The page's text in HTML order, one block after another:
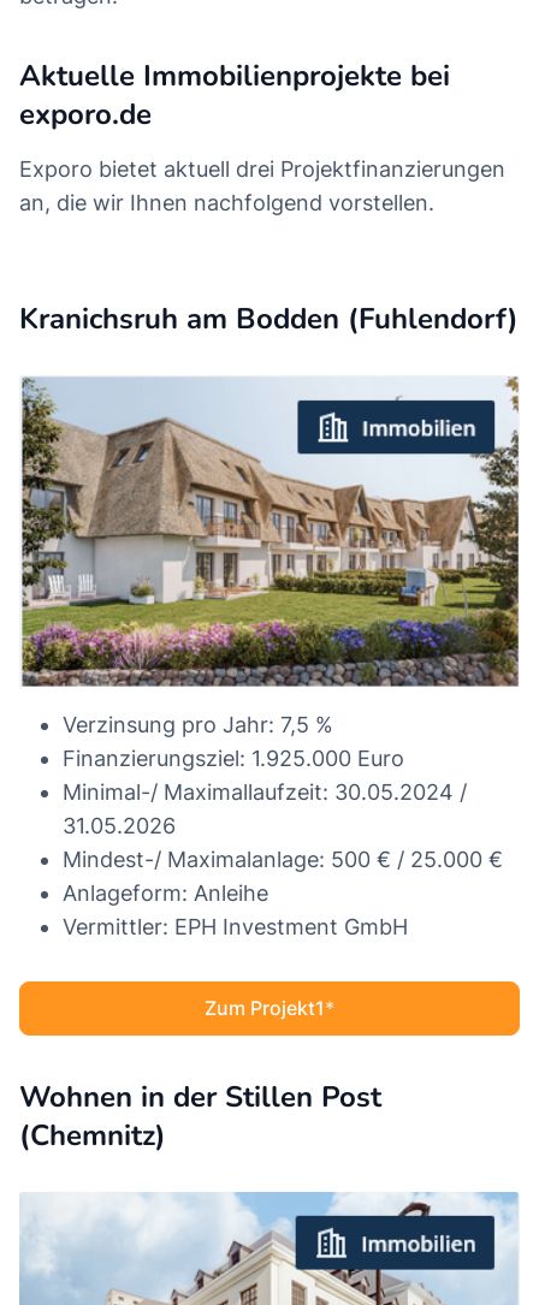
Aktuelle Immobilienprojekte bei
exporo.de
Exporo bietet aktuell drei Projektfinanzierungen
an, die wir Ihnen nachfolgend vorstellen.
Kranichsruh am Bodden (Fuhlendorf)
Verzinsung pro Jahr: 7,5 %
Finanzierungsziel: 1.925.000 Euro
Minimal-/ Maximallaufzeit: 30.05.2024 /
31.05.2026
Mindest-/ Maximalanlage: 500 € / 25.000 €
Anlageform: Anleihe
Vermittler: EPH Investment GmbH
Zum Projekt1
Wohnen in der Stillen Post
(Chemnitz)